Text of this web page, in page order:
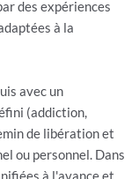
des expériences
à la
avec un
(addiction,
de libération et
ou personnel. Dans
à l'avance et